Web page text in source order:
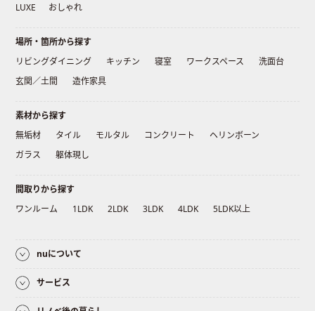
LUXE
おしゃれ
場所・箇所から探す
リビングダイニング
キッチン 寝室 ワークスペース
洗面台
玄関／土間
造作家具
素材から探す
無垢材
タイル モルタル コンクリート
ヘリンボーン
ガラス
躯体現し
間取りから探す
ワンルーム
1LDK 2LDK 3LDK 4LDK 5LDK以上
nuについて
サービス